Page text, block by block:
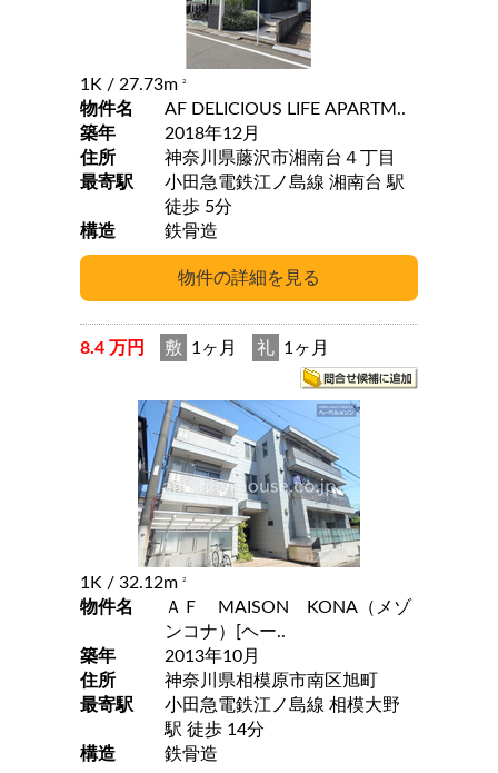
1K / 27.73m 2
物件名
AF DELICIOUS LIFE APARTM..
築年
2018年12月
住所
神奈川県藤沢市湘南台４丁目
最寄駅
小田急電鉄江ノ島線 湘南台 駅
徒歩 5分
構造
鉄骨造
8.4 万円 敷 1ヶ月 礼 1ヶ月
1K / 32.12m 2
物件名
ＡＦ MAISON KONA（メゾ
ンコナ）[ヘー..
築年
2013年10月
住所
神奈川県相模原市南区旭町
最寄駅
小田急電鉄江ノ島線 相模大野
駅 徒歩 14分
構造
鉄骨造